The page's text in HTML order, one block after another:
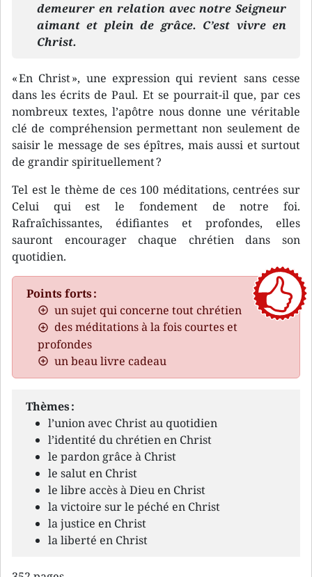
demeurer en relation avec notre Seigneur
aimant et plein de grâce. C’est vivre en
Christ.
« En Christ », une expression qui revient sans cesse
dans les écrits de Paul. Et se pourrait-il que, par ces
nombreux textes, l’apôtre nous donne une véritable
clé de compréhension permettant non seulement de
saisir le message de ses épîtres, mais aussi et surtout
de grandir spirituellement ?
Tel est le thème de ces 100 méditations, centrées sur
Celui qui est le fondement de notre foi.
Rafraîchissantes, édifiantes et profondes, elles
sauront encourager chaque chrétien dans son
quotidien.
Points forts :
un sujet qui concerne tout chrétien
des méditations à la fois courtes et
profondes
un beau livre cadeau
Thèmes :
l’union avec Christ au quotidien
l’identité du chrétien en Christ
le pardon grâce à Christ
le salut en Christ
le libre accès à Dieu en Christ
la victoire sur le péché en Christ
la justice en Christ
la liberté en Christ